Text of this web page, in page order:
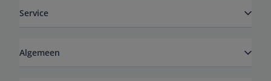
Service
Algemeen